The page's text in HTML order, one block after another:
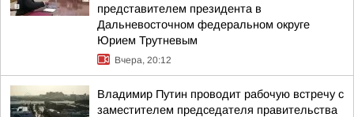
представителем президента в
Дальневосточном федеральном округе
Юрием Трутневым
Вчера, 20:12
Владимир Путин проводит рабочую встречу с
заместителем председателя правительства